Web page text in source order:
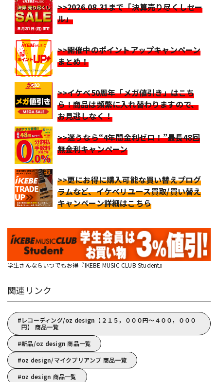
>>2026.08.31まで「決算売り尽くしセー
ル」
>>開催中のポイントアップキャンペーン
まとめ！
>>イケベ50周年「メガ値引き」はこち
ら！商品は頻繁に入れ替わりますので、
お見逃しなく！
>>迷うなら“4年間金利ゼロ！”最長48回
無金利キャンペーン
>>更にお得に購入可能な買い替えプログ
ラムなど、イケベリユース買取/買い替え
キャンペーン詳細はこちら
学生さんならいつでもお得『IKEBE MUSIC CLUB Student』
関連リンク
レコーディング/oz design【２１５，０００円～４００，０００
円】 商品一覧
新品/oz design 商品一覧
oz design/マイクプリアンプ 商品一覧
oz design 商品一覧